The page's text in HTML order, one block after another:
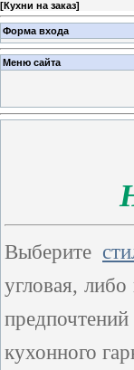
[Кухни на заказ]
Форма входа
Меню сайта
Выберите
угловая,
кухонного